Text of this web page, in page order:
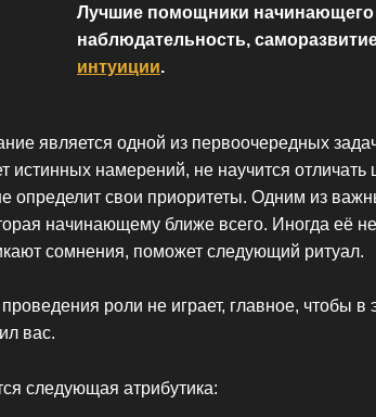
Лучшие помощники
наблюдательность,
интуиции.
является одной из первоочередных
истинных намерений, не научится отличать
определит свои приоритеты. Одним из
начинающему ближе всего. Иногда её
сомнения, поможет следующий ритуал.
роли не играет, главное, чтобы в
вас.
следующая атрибутика: